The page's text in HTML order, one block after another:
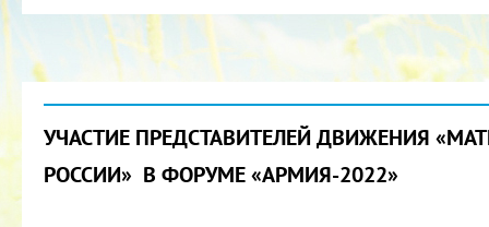
УЧАСТИЕ ПРЕДСТАВИТЕЛЕЙ ДВИЖЕНИЯ
РОССИИ» В ФОРУМЕ «АРМИЯ-2022»